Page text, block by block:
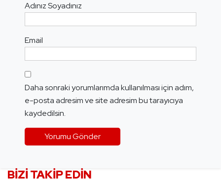
Adınız Soyadınız
Email
Daha sonraki yorumlarımda kullanılması için adım,
e-posta adresim ve site adresim bu tarayıcıya
kaydedilsin.
BIZI TAKIP EDIN